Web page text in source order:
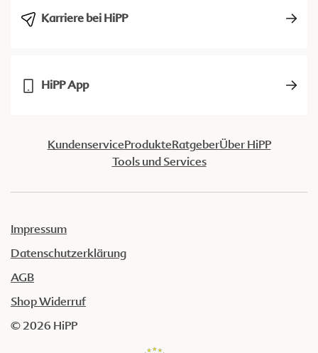
Karriere bei HiPP
HiPP App
KundenserviceProdukteRatgeberÜber HiPP
Tools und Services
Impressum
Datenschutzerklärung
AGB
Shop Widerruf
© 2026 HiPP